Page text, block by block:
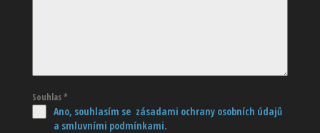
Souhlas*
Ano, souhlasím se zásadami ochrany osobních údajů
a smluvními podmínkami.